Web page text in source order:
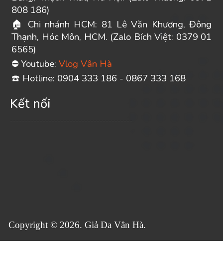
808 186)
🏠
Chi nhánh HCM: 81 Lê Văn Khương, Đông
Thạnh, Hóc Môn, HCM. (Zalo Bích Việt: 0379 01
6565)
⛔ Youtube: Vlog Vân Hà
☎ ️ Hotline: 0904 333 186 - 0867 333 168
Kết nối
-----------------------------------------
Copyright © 2026. Giả Da Vân Hà.